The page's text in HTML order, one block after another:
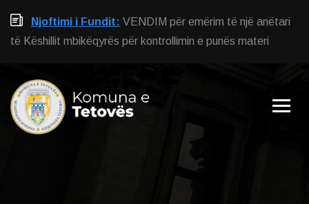
Njoftimi i Fundit: VENDIM për emërim të një anëtari
të Këshillit mbikëqyrës për kontrollimin e punës materi